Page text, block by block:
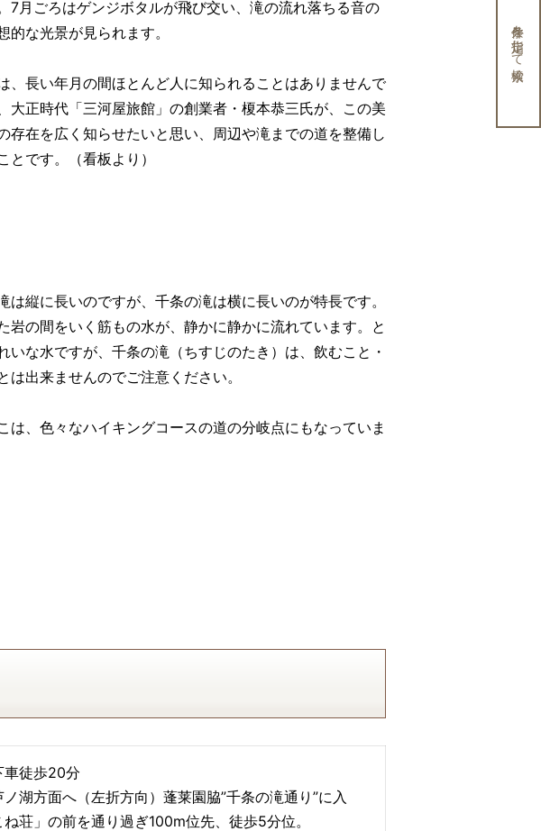
7月ごろはゲンジボタルが飛び交い、滝の流れ落ちる音の
的な光景が見られます。
、長い年月の間ほとんど人に知られることはありませんで
大正時代「三河屋旅館」の創業者・榎本恭三氏が、この美
存在を広く知らせたいと思い、周辺や滝までの道を整備し
とです。（看板より）
は縦に長いのですが、千条の滝は横に長いのが特長です。
岩の間をいく筋もの水が、静かに静かに流れています。と
いな水ですが、千条の滝（ちすじのたき）は、飲むこと・
は出来ませんのでご注意ください。
は、色々なハイキングコースの道の分岐点にもなっていま
車徒歩20分
湖方面へ（左折方向）蓬莱園脇”千条の滝通り”に入
荘」の前を通り過ぎ100m位先、徒歩5分位。
条件を指定して検索